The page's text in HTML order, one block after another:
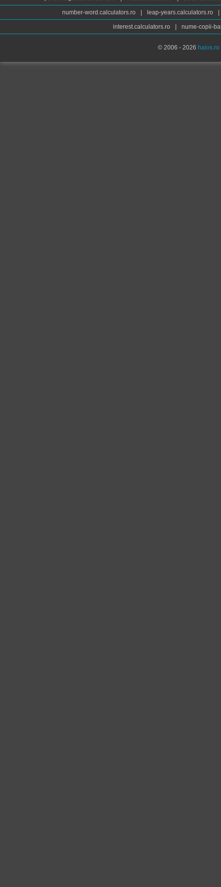
number-word.calculators.ro leap-years.calculators.ro
interest.calculators.ro nume-copii-
© 2006 - 2026 haios.ro